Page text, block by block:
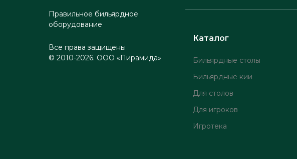
Правильное бильярдное
оборудование
Все права защищены
© 2010-2026. ООО «Пирамида»
Каталог
Бильярдные столы
Бильярдные кии
Для столов
Для игроков
Игротека